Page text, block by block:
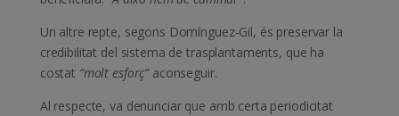
Un altre repte, segons Domínguez-Gil, és preservar la
credibilitat del sistema de trasplantaments, que ha
costat “molt esforç”aconseguir.
Al respecte, va denunciar que amb certa periodicitat